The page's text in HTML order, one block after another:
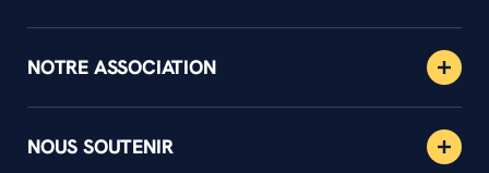
NOTRE ASSOCIATION
NOUS SOUTENIR